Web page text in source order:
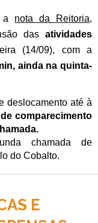
nota da Reitoria,
das atividades
(14/09), com a
ainda na quinta-
deslocamento até à
comparecimento
chamada de
do Cobalto.
E